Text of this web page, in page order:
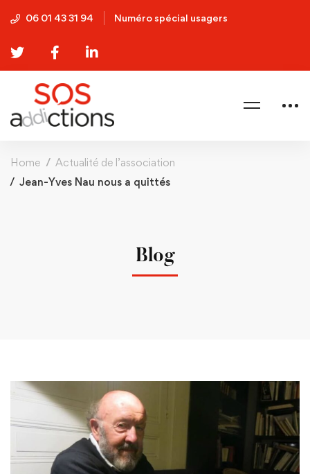
06 01 43 31 94 Numéro spécial usagers
Home
Actualité de l’association
Jean-Yves Nau nous a quittés
Blog